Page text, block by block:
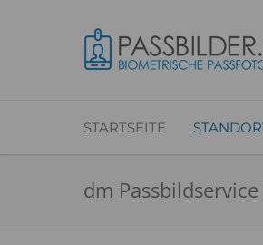
STARTSEITE
dm